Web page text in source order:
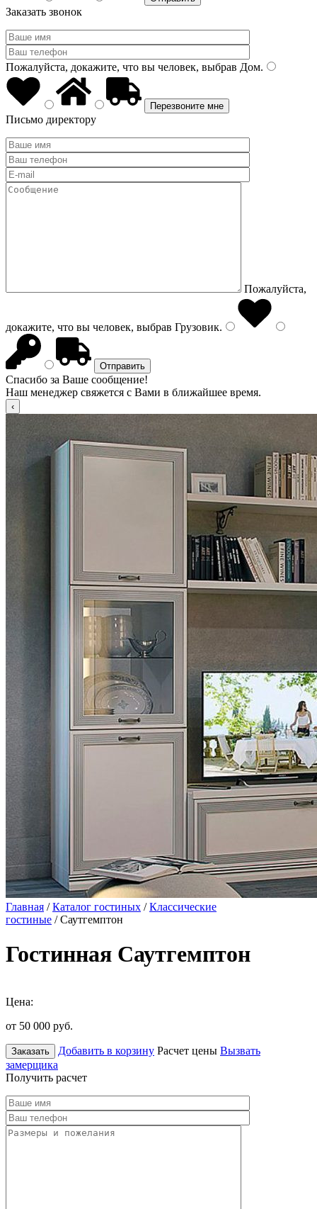
Заказать звонок
Пожалуйста, докажите, что вы человек, выбрав Дом.
Письмо директору
Пожалуйста,
докажите, что вы человек, выбрав Грузовик.
Спасибо за Ваше сообщение!
Наш менеджер свяжется с Вами в ближайшее время.
Главная /Каталог гостиных /Классические
гостиные / Саутгемптон
Гостинная Саутгемптон
Цена:
от 50 000 руб.
Заказать Добавить в корзину Расчет цены Вызвать
замерщика
Получить расчет